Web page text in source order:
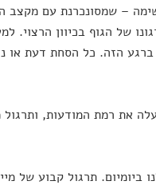
– שמסונכרנת עם מקצב
של הגוף בכיוון הרצוי.
ברגע הזה. כל הסחת דעת או
את רמת המודעות, ותרגול
תרגול קבוע של